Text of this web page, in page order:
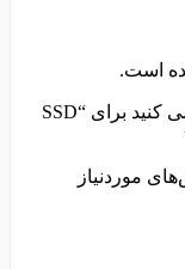
است.
اولین نفری باشید که دیدگاهی را ارسال می کنید برای “SSD
موردنیاز